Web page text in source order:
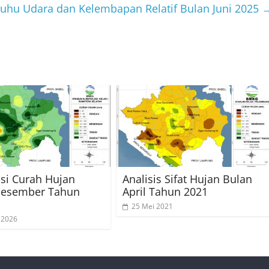
Udara dan Kelembapan Relatif Bulan Juni 2025
Curah Hujan
Tahun
Analisis Sifat Hujan Bulan
April Tahun 2021
25 Mei 2021